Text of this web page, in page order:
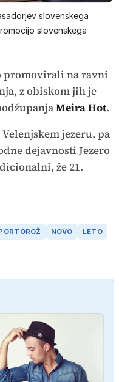
slovenskega
slovenskega
promovirali na ravni
z obiskom jih je
Meira Hot.
jezeru, pa
dejavnosti Jezero
že 21.
NOVO LETO